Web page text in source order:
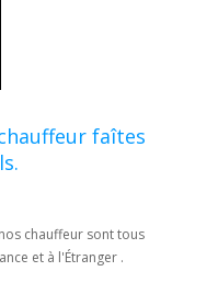
faîtes
chauffeur sont tous
et à l'Étranger .